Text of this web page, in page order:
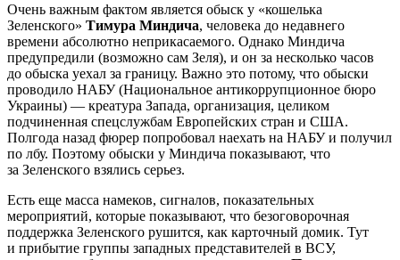
Очень важным фактом является обыск у «кошелька
Зеленского» Тимура Миндича, человека до недавнего
времени абсолютно неприкасаемого. Однако Миндича
предупредили (возможно сам Зеля), и он за несколько часов
до обыска уехал за границу. Важно это потому, что обыски
проводило НАБУ (Национальное антикоррупционное бюро
Украины) — креатура Запада, организация, целиком
подчиненная спецслужбам Европейских стран и США.
Полгода назад фюрер попробовал наехать на НАБУ и получил
по лбу. Поэтому обыски у Миндича показывают, что
за Зеленского взялись серьез.
Есть еще масса намеков, сигналов, показательных
мероприятий, которые показывают, что безоговорочная
поддержка Зеленского рушится, как карточный домик. Тут
и прибытие группы западных представителей в ВСУ,